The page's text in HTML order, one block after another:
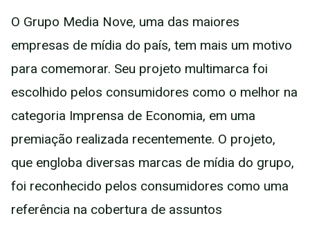
O Grupo Media Nove, uma das maiores
empresas de mídia do país, tem mais um motivo
para comemorar. Seu projeto multimarca foi
escolhido pelos consumidores como o melhor na
categoria Imprensa de Economia, em uma
premiação realizada recentemente. O projeto,
que engloba diversas marcas de mídia do grupo,
foi reconhecido pelos consumidores como uma
referência na cobertura de assuntos